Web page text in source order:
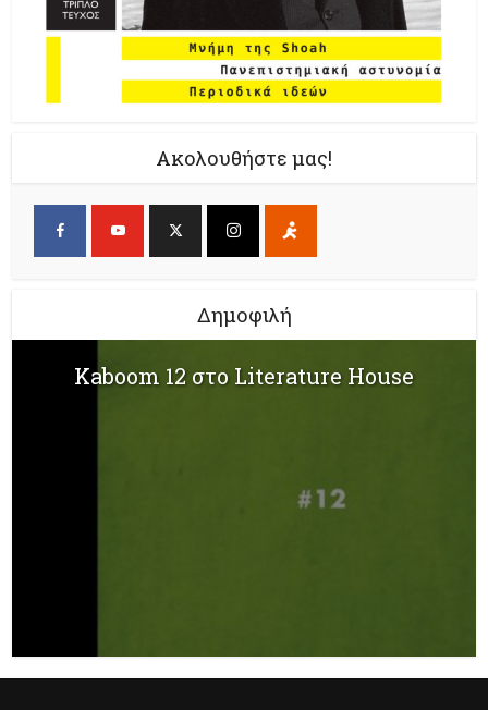
Ακολουθήστε μας!
Δημοφιλή
Kaboom 12 στο Literature House